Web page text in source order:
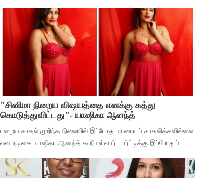
"சினிமா நிறைய விஷயத்தை எனக்கு கத்து
கொடுத்துவிட்டது"- யாஷிகா ஆனந்த்
பழைய காதல் முறிந்த நிலையில் இப்போது யாரையும் காதலிக்கவில்லை
என நடிகை யாஷிகா ஆனந்த் கூறியுள்ளார். பார்ட்டிக்கு இப்போதும்
பார்ட்டிக்கும் போகுறது